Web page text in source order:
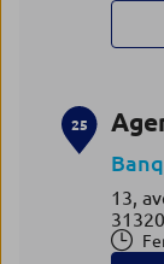
25
13,